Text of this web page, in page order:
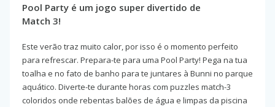
Pool Party é um jogo super divertido de
Match 3!
Este verão traz muito calor, por isso é o momento perfeito
para refrescar. Prepara-te para uma Pool Party! Pega na tua
toalha e no fato de banho para te juntares à Bunni no parque
aquático. Diverte-te durante horas com puzzles match-3
coloridos onde rebentas balões de água e limpas da piscina